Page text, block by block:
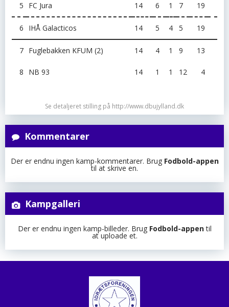
5 FC Jura 14 6 1 7 19
6 IHÅ Galacticos 14 5 4 5 19
7 Fuglebakken KFUM (2) 14 4 1 9 13
8 NB 93 14 1 1 12 4
Se detaljeret stilling på http://www.dbujylland.dk
Kommentarer
Der er endnu ingen kamp-kommentarer. Brug Fodbold-appen
til at skrive en.
Kampgalleri
Der er endnu ingen kamp-billeder. Brug Fodbold-appentil
at uploade et.